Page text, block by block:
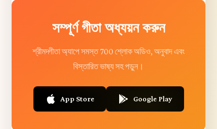
সম্পূর্ণ গীতা অধ্যয়ন করুন
শ্রীমদ্গীতা অ্যাপে সমস্ত 700 শ্লোক অডিও, অনুবাদ এবং
বিস্তারিত ভাষ্য সহ পড়ুন।
App Store Google Play